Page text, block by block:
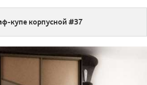
купе корпусной #37